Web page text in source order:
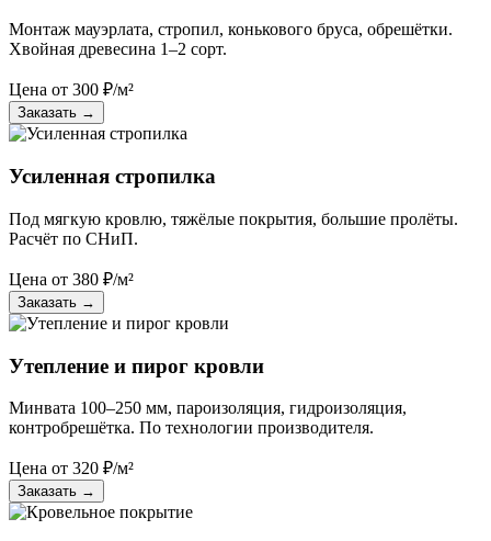
Монтаж мауэрлата, стропил, конькового бруса, обрешётки.
Хвойная древесина 1–2 сорт.
Цена от 300 ₽/м²
Заказать →
Усиленная стропилка
Под мягкую кровлю, тяжёлые покрытия, большие пролёты.
Расчёт по СНиП.
Цена от 380 ₽/м²
Заказать →
Утепление и пирог кровли
Минвата 100–250 мм, пароизоляция, гидроизоляция,
контробрешётка. По технологии производителя.
Цена от 320 ₽/м²
Заказать →